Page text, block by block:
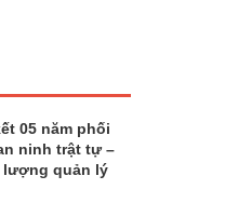
05 năm phối
ninh trật tự –
lượng quản lý